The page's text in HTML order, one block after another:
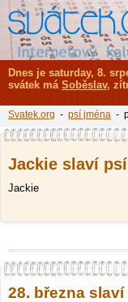
Jackie slaví
Jackie
28. března
Dnes je saturday, 8.
svátek má Soběslav,
Svatek.org - psí jména -